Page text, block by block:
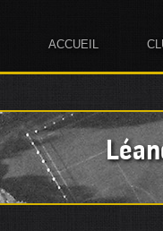
ACCUEIL